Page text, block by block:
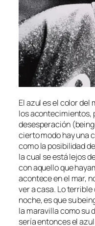
El azul es el co­lor del
los acon­te­ci­mien­tos,
de­ses­pe­ra­ción (
cier­to mo­do hay una
co­mo la po­si­bi­li­dad
la cual se es­tá le­jos
con aque­llo que
acon­te­ce en el mar,
ver a ca­sa. Lo
no­che, es que su
la ma­ra­vi­lla co­mo su
se­ría en­ton­ces el